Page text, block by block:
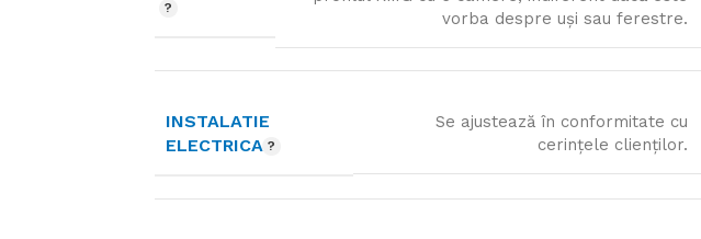
vorba despre uși sau ferestre.
INSTALATIE
ELECTRICA
Se ajustează în conformitate cu
cerințele clienților.